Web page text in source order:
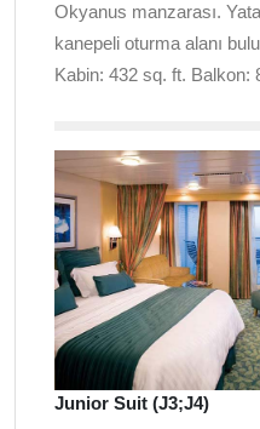
Okyanus manzarası.
kanepeli oturma alanı
Kabin: 432 sq. ft. Balkon:
Junior Suit (J3;J4)